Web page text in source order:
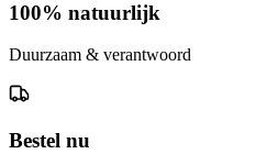
100% natuurlijk
Duurzaam & verantwoord
Bestel nu